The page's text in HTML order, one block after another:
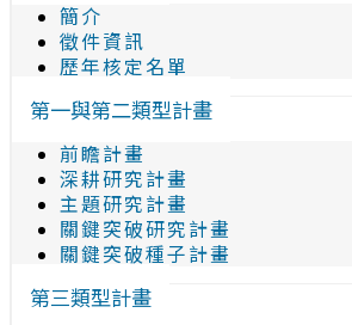
簡介
徵件資訊
歷年核定名單
第一與第二類型計畫
前瞻計畫
深耕研究計畫
主題研究計畫
關鍵突破研究計畫
關鍵突破種子計畫
第三類型計畫